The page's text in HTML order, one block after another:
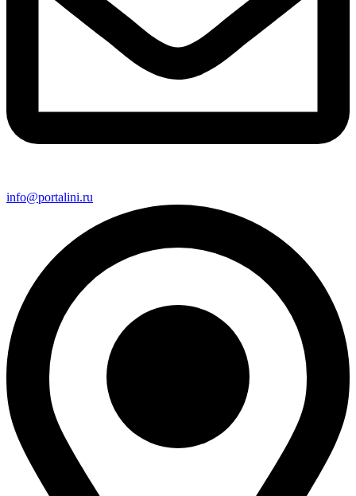
info@portalini.ru